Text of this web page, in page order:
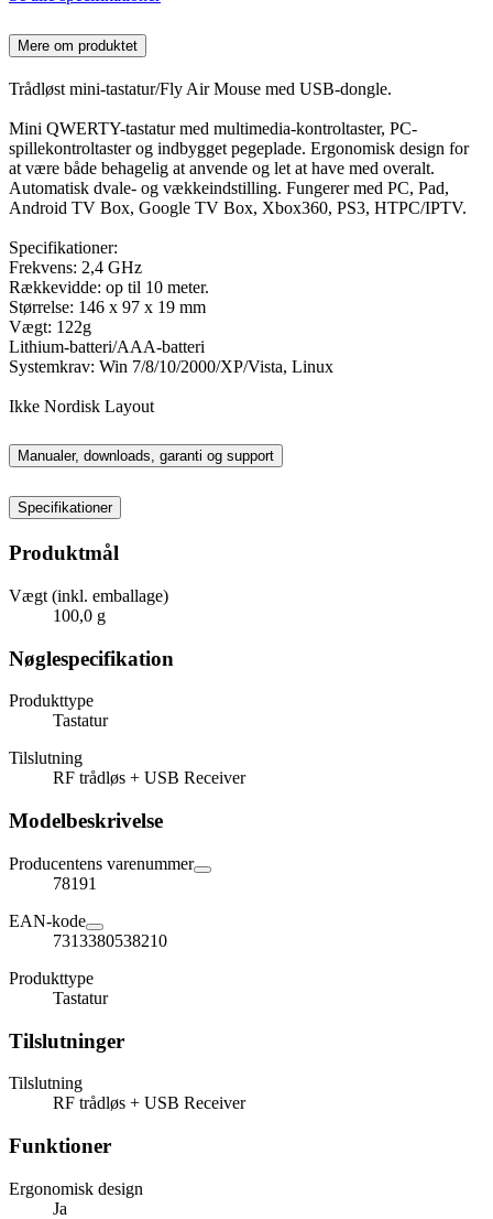
Mere om produktet
Trådløst mini-tastatur/Fly Air Mouse med USB-dongle.
Mini QWERTY-tastatur med multimedia-kontroltaster, PC-
spillekontroltaster og indbygget pegeplade. Ergonomisk design for
at være både behagelig at anvende og let at have med overalt.
Automatisk dvale- og vækkeindstilling. Fungerer med PC, Pad,
Android TV Box, Google TV Box, Xbox360, PS3, HTPC/IPTV.
Specifikationer:
Frekvens: 2,4 GHz
Rækkevidde: op til 10 meter.
Størrelse: 146 x 97 x 19 mm
Vægt: 122g
Lithium-batteri/AAA-batteri
Systemkrav: Win 7/8/10/2000/XP/Vista, Linux
Ikke Nordisk Layout
Manualer, downloads, garanti og support
Specifikationer
Produktmål
Vægt (inkl. emballage)
100,0 g
Nøglespecifikation
Produkttype
Tastatur
Tilslutning
RF trådløs + USB Receiver
Modelbeskrivelse
Producentens varenummer
78191
EAN-kode
7313380538210
Produkttype
Tastatur
Tilslutninger
Tilslutning
RF trådløs + USB Receiver
Funktioner
Ergonomisk design
Ja